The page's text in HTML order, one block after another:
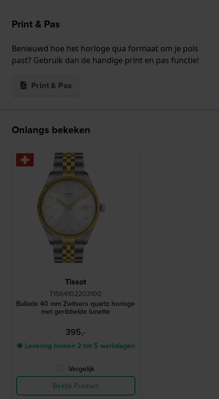
Print & Pas
Benieuwd hoe het horloge qua formaat om je pols
past? Gebruik dan de handige print en pas functie!
Print & Pas
Onlangs bekeken
Tissot
T1564102203100
Ballade 40 mm Zwitsers quartz horloge
met geribbelde lunette
395,-
● Levering binnen 2 tot 5 werkdagen
Vergelijk
Bekijk Product